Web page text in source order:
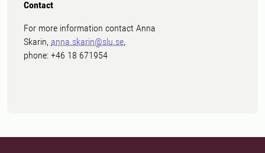
Contact
For more information contact Anna
Skarin, anna.skarin@slu.se,
phone: +46 18 671954